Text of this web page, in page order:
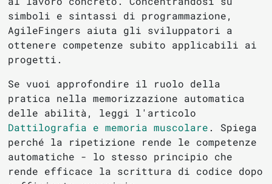
simboli e sintassi di programmazione,
AgileFingers aiuta gli sviluppatori a
ottenere competenze subito applicabili ai
progetti.
Se vuoi approfondire il ruolo della
pratica nella memorizzazione automatica
delle abilità, leggi l'articolo
Dattilografia e memoria muscolare . Spiega
perché la ripetizione rende le competenze
automatiche - lo stesso principio che
rende efficace la scrittura di codice dopo